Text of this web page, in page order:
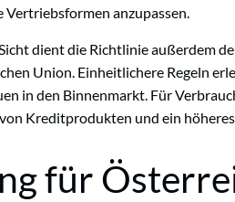
Vertriebsformen anzupassen.
dient die Richtlinie außerdem
Union. Einheitlichere Regeln
in den Binnenmarkt. Für
Kreditprodukten und ein höheres
für